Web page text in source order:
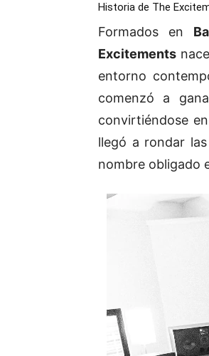
Historia de The
Formados en
Excitements
entorno
comenzó a
convirtiéndose
llegó a rondar
nombre obligado